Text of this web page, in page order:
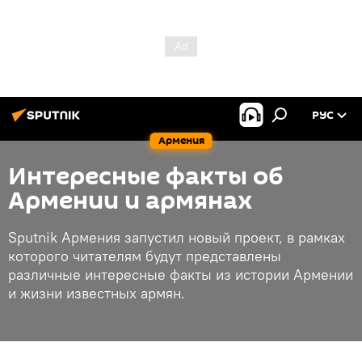
Армения
РУС
Интересные факты об
Армении и армянах
Sputnik Армения запустил новый проект, в рамках
которого читателям будут представлены
различные интересные факты из истории Армении
и жизни известных армян.